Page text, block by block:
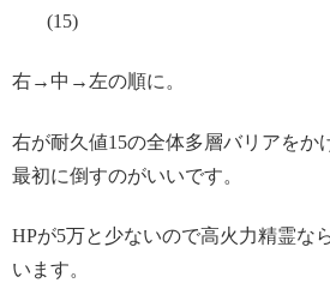
(15)
右→中→左の順に。
右が耐久値15の全体多層バリアをか
最初に倒すのがいいです。
HPが5万と少ないので高火力精霊な
います。